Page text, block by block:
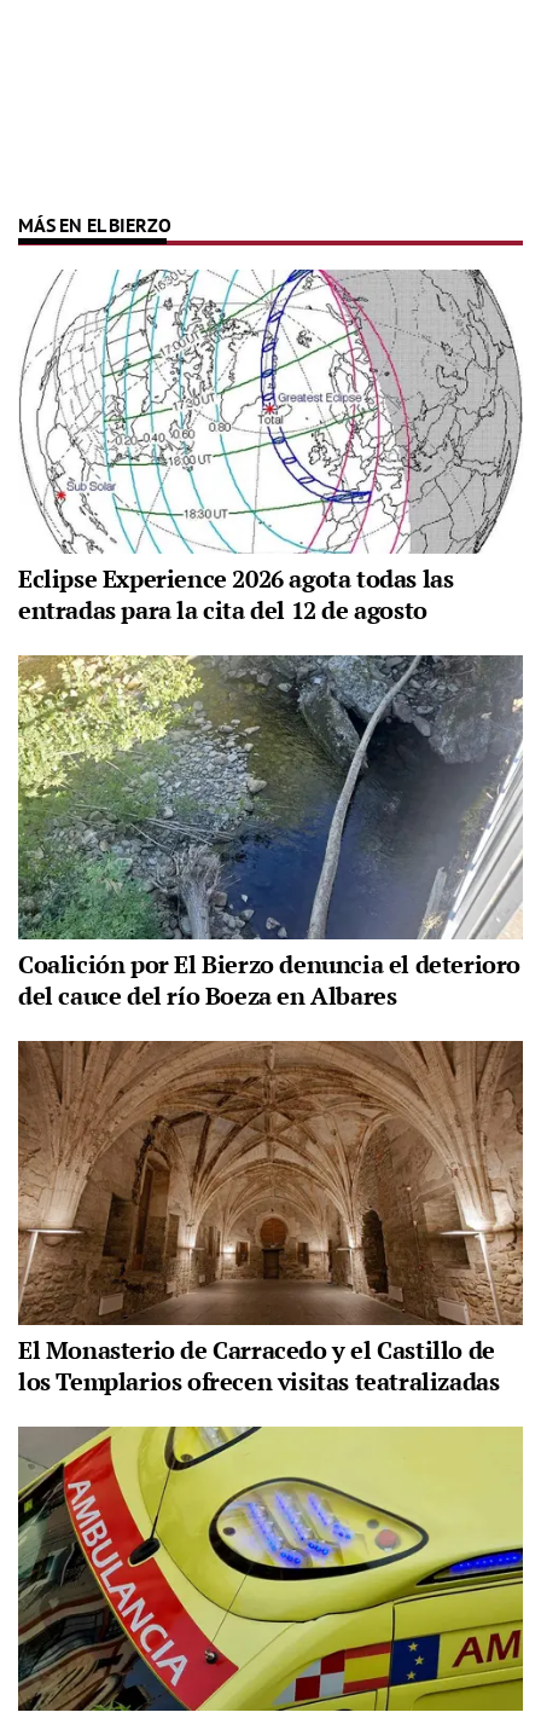
MÁS EN EL BIERZO
Eclipse Experience 2026 agota todas las
entradas para la cita del 12 de agosto
Coalición por El Bierzo denuncia el deterioro
del cauce del río Boeza en Albares
El Monasterio de Carracedo y el Castillo de
los Templarios ofrecen visitas teatralizadas